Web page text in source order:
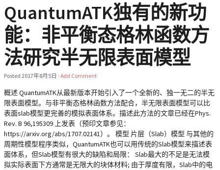
QuantumATK独有的新功
能：非平衡态格林函数方
法研究半无限表面模型
Posted 2017年8月5日 · Add Comment
概述 QuantumATK从最新版本开始引入了一个全新的、独一无二的半无
限表面模型。与非平衡态格林函数方法配合，半无限表面模型可以比
表面slab模型更完善的模拟表面体系。描述此方法的文章已经在Phys.
Rev. B 96,195309 上发表（预印文章参见：
https://arxiv.org/abs/1707.02141）。 模型 片层（Slab）模型 与其他的
周期性模型程序类似，QuantumATK也可以用传统的Slab模型来描述表
面体系，但Slab模型有很大的缺陷和局限： Slab最大的不足是无法模
拟实际表面下方通常是无限大的块体材料; 由于厚度有限，Slab中的电